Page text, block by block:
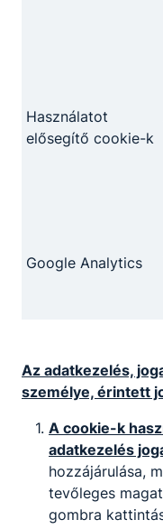
Használatot
elősegítő cookie-k
Google Analytics
Az adatkezelés,
személye, érintett
A cookie-k
adatkezelés
hozzájárulása,
tevőleges
gombra